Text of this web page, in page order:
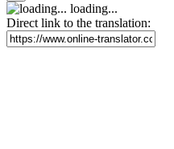
loading...
Direct link to the translation: